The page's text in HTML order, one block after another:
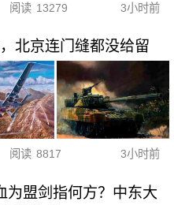
阅读 13279 3小时前
北京连门缝都没给留
阅读 8817 3小时前
为盟剑指何方？中东大